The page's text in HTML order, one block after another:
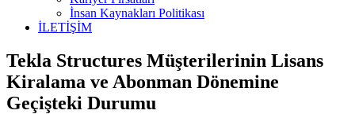
İnsan Kaynakları Politikası
İLETİŞİM
Tekla Structures Müşterilerinin Lisans
Kiralama ve Abonman Dönemine
Geçişteki Durumu